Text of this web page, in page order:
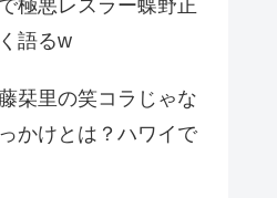
極悪レスラー蝶野正
語るw
栞里の笑コラじゃな
かけとは？ハワイで